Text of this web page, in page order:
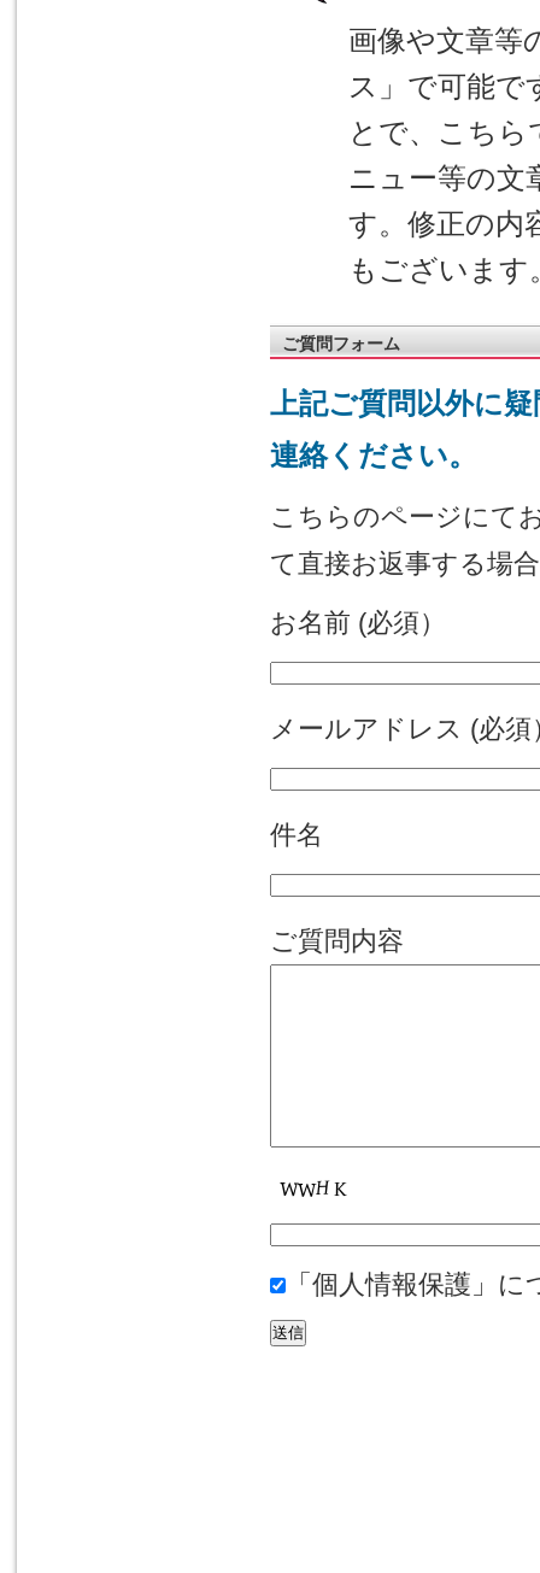
画像や文章等
ス」で可能で
とで、こちら
ニュー等の文
す。修正の内
もございます
ご質問フォーム
上記ご質問以外に
連絡ください。
こちらのページにて
て直接お返事する場
お名前 (必須）
メールアドレス (必須
件名
ご質問内容
「個人情報保護」